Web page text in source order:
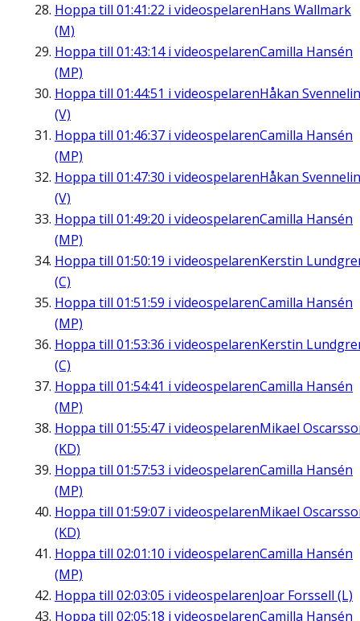
Hoppa till 01:41:22 i videospelarenHans Wallmark
(M)
Hoppa till 01:43:14i videospelarenCamilla Hansén
(MP)
Hoppa till 01:44:51 i videospelarenHåkan
(V)
Hoppa till 01:46:37 i videospelarenCamilla Hansén
(MP)
Hoppa till 01:47:30 i videospelarenHåkan
(V)
Hoppa till 01:49:20 i videospelarenCamilla Hansén
(MP)
Hoppa till 01:50:19 i videospelarenKerstin
(C)
Hoppa till 01:51:59 i videospelarenCamilla Hansén
(MP)
Hoppa till 01:53:36 i videospelarenKerstin
(C)
Hoppa till 01:54:41 i videospelarenCamilla Hansén
(MP)
Hoppa till 01:55:47 i videospelarenMikael
(KD)
Hoppa till 01:57:53 i videospelarenCamilla Hansén
(MP)
Hoppa till 01:59:07 i videospelarenMikael
(KD)
Hoppa till 02:01:10 i videospelarenCamilla Hansén
(MP)
Hoppa till 02:03:05 i videospelarenJoar Forssell (L)
Hoppa till 02:05:18 i videospelarenCamilla Hansén